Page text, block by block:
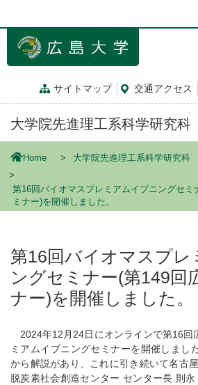
ン
サイトマップ 交通アクセス
大学院先進理工系科学研究科
Home 大学院先進理工系科学研究科
第16回バイオマスプレミアムイブニングセミ
ミナー)を開催しました。
第16回バイオマスプレ
ングセミナー(第149回
ナー)を開催しました。
2024年12月24日にオンラインで第16回
ミアムイブニングセミナーを開催しまし
から解説があり、これに引き続いて名古
脱炭素社会創造センター センター長 則